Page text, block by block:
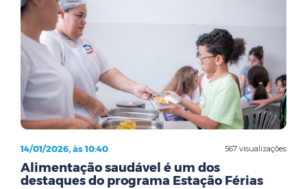
567 visualizações
14/01/2026, às 10:40
Alimentação saudável é um dos
destaques do programa Estação Férias